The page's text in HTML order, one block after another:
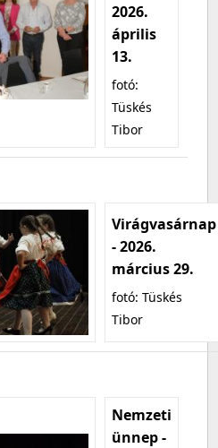
2026.
április
13.
fotó:
Tüskés
Tibor
Virágvasárnap
- 2026.
március 29.
fotó: Tüskés
Tibor
Nemzeti
ünnep -